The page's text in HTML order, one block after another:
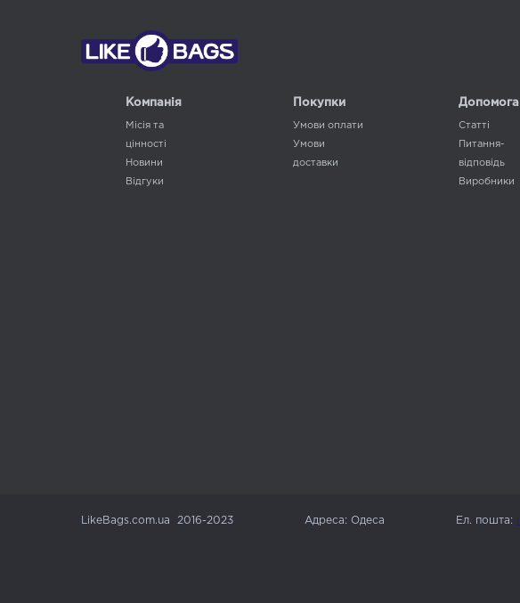
Компанія
Місія та
цінності
Новини
Відгуки
Покупки
Умови оплати
Умови
доставки
Допомога
Статті
Питання-
відповідь
Виробники
LikeBags.com.ua 2016-2023 Адреса: Одеса Ел. пошта: